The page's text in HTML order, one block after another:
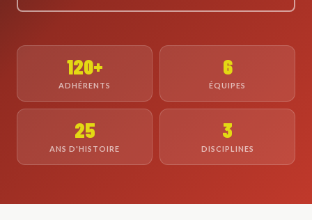
120+
ADHÉRENTS
6
ÉQUIPES
25
ANS D'HISTOIRE
3
DISCIPLINES